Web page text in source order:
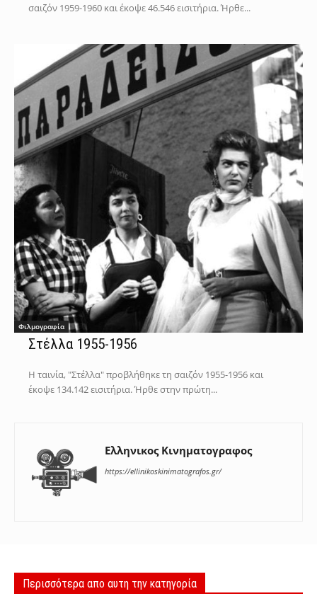
σαιζόν 1959-1960 και έκοψε 46.546 εισιτήρια. Ήρθε...
Φιλμογραφία
Στέλλα 1955-1956
Η ταινία, "Στέλλα" προβλήθηκε τη σαιζόν 1955-1956 και
έκοψε 134.142 εισιτήρια. Ήρθε στην πρώτη...
Ελληνικος Κινηματογραφος
https://ellinikoskinimatografos.gr/
Περισσότερα απο αυτη την κατηγορία